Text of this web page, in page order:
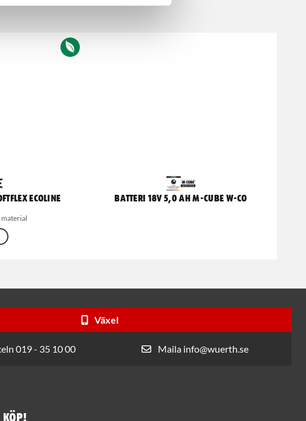
Ecoline Batteri 18V 5,0 AH M-CUBE W-CO
Växel
019 - 35 10 00 Maila info@wuerth.se
köp!